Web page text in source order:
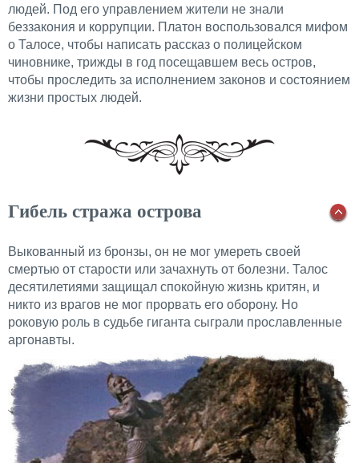
людей. Под его управлением жители не знали
беззакония и коррупции. Платон воспользовался мифом
о Талосе, чтобы написать рассказ о полицейском
чиновнике, трижды в год посещавшем весь остров,
чтобы проследить за исполнением законов и состоянием
жизни простых людей.
Гибель стража острова
Выкованный из бронзы, он не мог умереть своей
смертью от старости или зачахнуть от болезни. Талос
десятилетиями защищал спокойную жизнь критян, и
никто из врагов не мог прорвать его оборону. Но
роковую роль в судьбе гиганта сыграли прославленные
аргонавты.